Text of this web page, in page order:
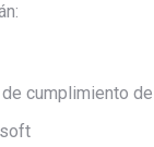
cumplimiento